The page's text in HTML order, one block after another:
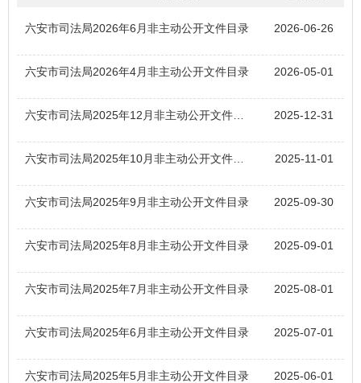
六安市司法局2026年6月非主动公开文件目录 2026-06-26
六安市司法局2026年4月非主动公开文件目录 2026-05-01
2025-12-31
2025-11-01
六安市司法局2025年9月非主动公开文件目录 2025-09-30
六安市司法局2025年8月非主动公开文件目录 2025-09-01
六安市司法局2025年7月非主动公开文件目录 2025-08-01
六安市司法局2025年6月非主动公开文件目录 2025-07-01
六安市司法局2025年5月非主动公开文件目录 2025-06-01